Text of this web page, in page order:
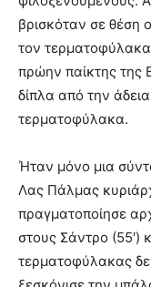
βρισκόταν σε θέση
τον
πρώην παίκτης της
δίπλα από την
τερματοφύλακα.
Ήταν μόνο μια
Λας Πάλμας
πραγματοποίησε
στους Σάντρο (55′)
τερματοφύλακας